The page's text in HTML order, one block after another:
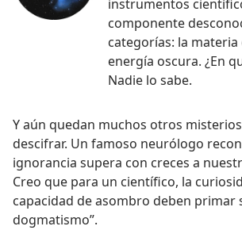
instrumentos
componente
categorías: la materia
energía oscura. ¿En
Nadie lo sabe.
Y aún quedan muchos otros
descifrar. Un famoso neurólogo
ignorancia supera con creces a
Creo que para un científico, la
capacidad de asombro deben primar
dogmatismo”.